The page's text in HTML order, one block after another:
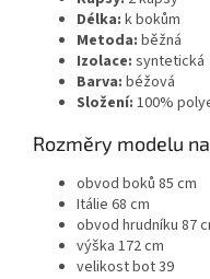
Délka: k bokům
Metoda: běžná
Izolace: syntetická
Barva: béžová
Složení: 100%
Rozměry modelu
obvod boků 85 cm
Itálie 68 cm
obvod hrudníku 87
výška 172 cm
velikost bot 39